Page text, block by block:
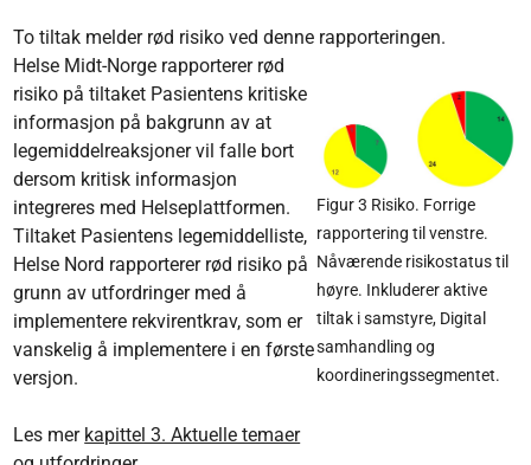
To tiltak melder rød risiko ved denne rapporteringen.
Figur 3 Risiko. Forrige
rapportering til venstre.
Nåværende risikostatus til
høyre. Inkluderer aktive
tiltak i samstyre, Digital
samhandling og
koordineringssegmentet.
Helse Midt-Norge rapporterer rød
risiko på tiltaket Pasientens kritiske
informasjon på bakgrunn av at
legemiddelreaksjoner vil falle bort
dersom kritisk informasjon
integreres med Helseplattformen.
Tiltaket Pasientens legemiddelliste,
Helse Nord rapporterer rød risiko på
grunn av utfordringer med å
implementere rekvirentkrav, som er
vanskelig å implementere i en første
versjon.
Les mer kapittel 3. Aktuelle temaer